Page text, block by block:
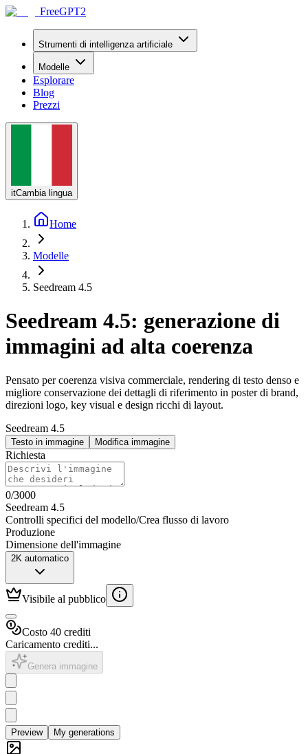
FreeGPT2
Strumenti di intelligenza artificiale
Modelle
Esplorare
Blog
Prezzi
itCambia lingua
Home
Modelle
Seedream 4.5
Seedream 4.5: generazione di
immagini ad alta coerenza
Pensato per coerenza visiva commerciale, rendering di testo denso e
migliore conservazione dei dettagli di riferimento in poster di brand,
direzioni logo, key visual e design ricchi di layout.
Seedream 4.5
Testo in immagine Modifica immagine
Richiesta
0/3000
Seedream 4.5
Controlli specifici del modello/Crea flusso di lavoro
Produzione
Dimensione dell'immagine
2K automatico
Visibile al pubblico
Costo 40 crediti
Caricamento crediti...
Genera immagine
Preview My generations